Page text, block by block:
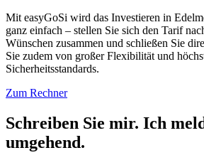
Mit easyGoSi wird das Investieren in
ganz einfach – stellen Sie sich den Tarif
Wünschen zusammen und schließen Sie
Sie zudem von großer Flexibilität und
Sicherheitsstandards.
Zum Rechner
Schreiben Sie mir. Ich
umgehend.